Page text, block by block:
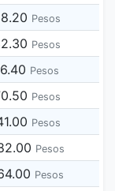
Pesos
Pesos
Pesos
Pesos
Pesos
Pesos
Pesos